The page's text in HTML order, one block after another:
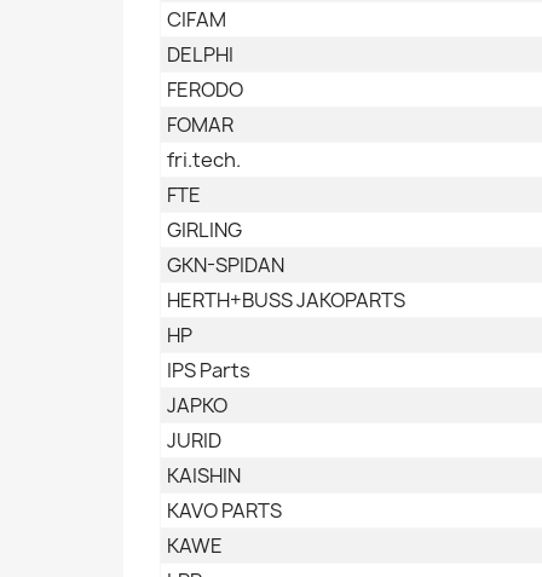
CIFAM
DELPHI
FERODO
FOMAR
fri.tech.
FTE
GIRLING
GKN-SPIDAN
HERTH+BUSS JAKOPARTS
HP
IPS Parts
JAPKO
JURID
KAISHIN
KAVO PARTS
KAWE